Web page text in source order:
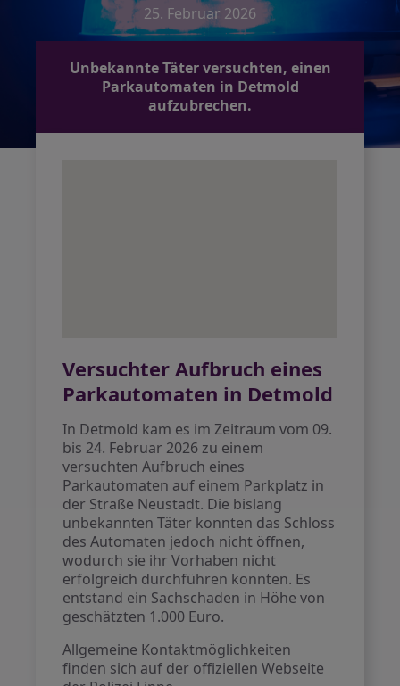
25. Februar 2026
Unbekannte Täter versuchten, einen
Parkautomaten in Detmold
aufzubrechen.
Versuchter Aufbruch eines
Parkautomaten in Detmold
In Detmold kam es im Zeitraum vom 09.
bis 24. Februar 2026 zu einem
versuchten Aufbruch eines
Parkautomaten auf einem Parkplatz in
der Straße Neustadt. Die bislang
unbekannten Täter konnten das Schloss
des Automaten jedoch nicht öffnen,
wodurch sie ihr Vorhaben nicht
erfolgreich durchführen konnten. Es
entstand ein Sachschaden in Höhe von
geschätzten 1.000 Euro.
Allgemeine Kontaktmöglichkeiten
finden sich auf der offiziellen Webseite